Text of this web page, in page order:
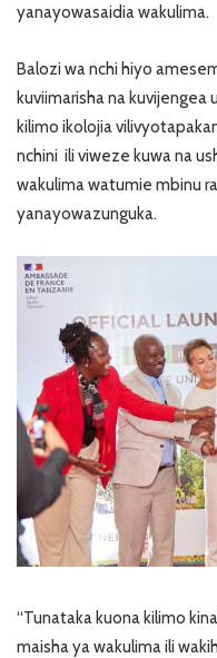
yanayowasaidia wakulima.
Balozi wa nchi hiyo
kuviimarisha na
kilimo ikolojia
nchini ili viweze kuwa na
wakulima watumie mbinu
yanayowazunguka.
“Tunataka kuona kilimo
maisha ya wakulima ili